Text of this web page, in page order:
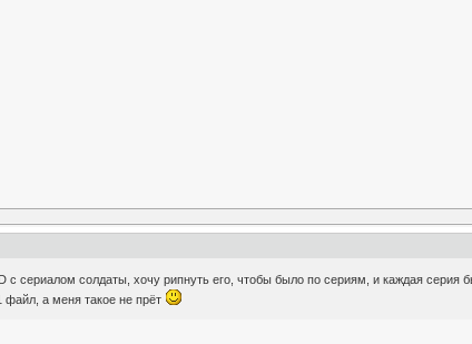
с сериалом солдаты, хочу рипнуть его, чтобы было по сериям, и каждая серия
файл, а меня такое не прёт